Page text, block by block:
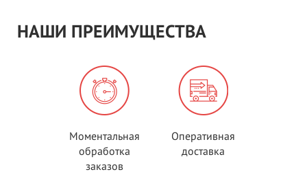
НАШИ ПРЕИМУЩЕСТВА
Моментальная
обработка
заказов
Оперативная
доставка